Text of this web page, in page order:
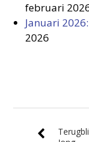
februari
Januari
2026